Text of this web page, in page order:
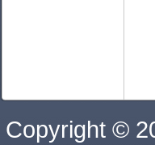
Copyright ©